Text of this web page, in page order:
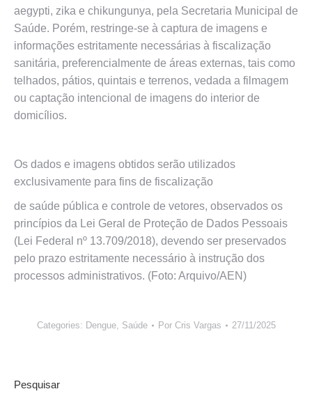
aegypti, zika e chikungunya, pela Secretaria Municipal de
Saúde. Porém, restringe-se à captura de imagens e
informações estritamente necessárias à fiscalização
sanitária, preferencialmente de áreas externas, tais como
telhados, pátios, quintais e terrenos, vedada a filmagem
ou captação intencional de imagens do interior de
domicílios.
Os dados e imagens obtidos serão utilizados
exclusivamente para fins de fiscalização
de saúde pública e controle de vetores, observados os
princípios da Lei Geral de Proteção de Dados Pessoais
(Lei Federal nº 13.709/2018), devendo ser preservados
pelo prazo estritamente necessário à instrução dos
processos administrativos. (Foto: Arquivo/AEN)
Categories: Dengue, Saúde Por Cris Vargas 27/11/2025
Pesquisar